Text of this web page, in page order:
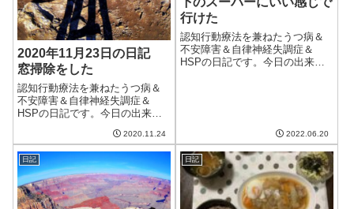
2020年11月23日の日記
窓掃除をした
認知行動療法を兼ねたうつ病＆
不安障害＆自律神経失調症＆
HSPの日記です。今日の出来事
気温は少し下がってきた。一週
間後には今の最低気温が最高気
温になるくらい寒くなるような
ので、結構きつそう。体調を崩
さないように気を...
2020.11.24
行けた
認知行動療法を兼ねたうつ病＆
不安障害＆自律神経失調症＆
HSPの日記です。今日の出来事
2022.06.20
日記 日記